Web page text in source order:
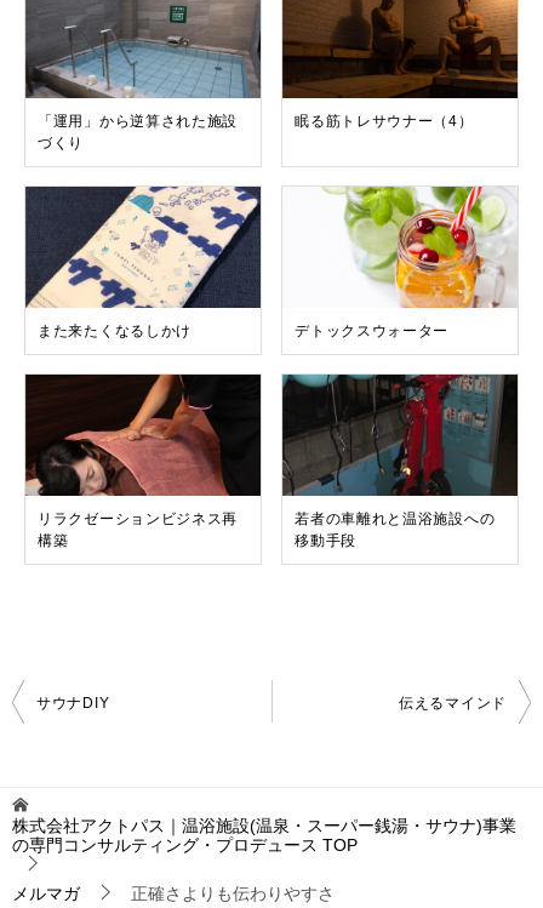
「運用」から逆算された施設
づくり
眠る筋トレサウナー（4）
また来たくなるしかけ デトックスウォーター
リラクゼーションビジネス再
構築
若者の車離れと温浴施設への
移動手段
投
稿
ゲ
ー
シ
ョ
サウナDIY 伝えるマインド
株式会社アクトパス｜温浴施設(温泉・スーパー銭湯・サウナ)事業
の専門コンサルティング・プロデュース TOP
メルマガ 正確さよりも伝わりやすさ